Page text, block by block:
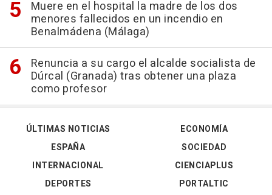
Muere en el hospital la madre de los dos
menores fallecidos en un incendio en
Benalmádena (Málaga)
Renuncia a su cargo el alcalde socialista de
Dúrcal (Granada) tras obtener una plaza
como profesor
ÚLTIMAS NOTICIAS
ESPAÑA
INTERNACIONAL
DEPORTES
ECONOMÍA
SOCIEDAD
CIENCIAPLUS
PORTALTIC